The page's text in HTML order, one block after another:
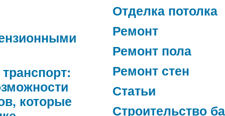
которые
Отделка потолка
Ремонт
Ремонт пола
Ремонт стен
Статьи
Строительство